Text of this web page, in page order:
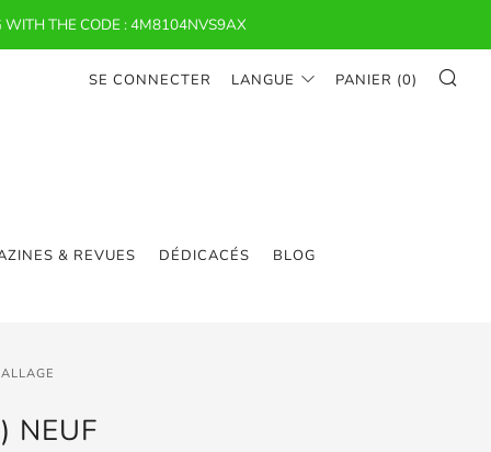
WITH THE CODE : 4M8104NVS9AX
& REVUES DÉDICACÉS
BLOG
SE CONNECTER LANGUE PANIER (0)
NEUF